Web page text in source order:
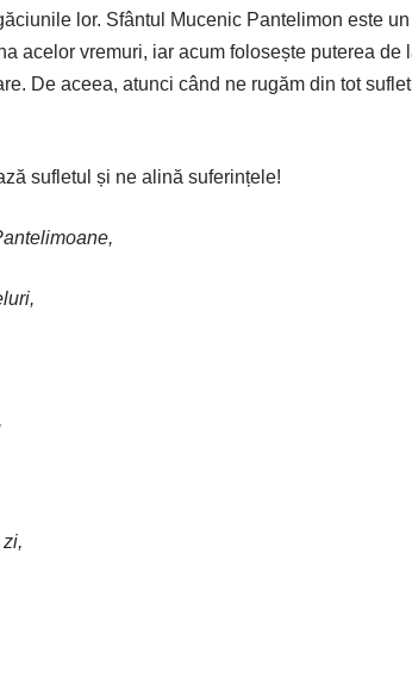
lor. Sfântul Mucenic Pantelimon este
acelor vremuri, iar acum folosește puterea de
De aceea, atunci când ne rugăm din tot
sufletul și ne alină suferințele!